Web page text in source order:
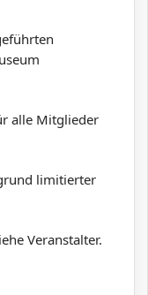
alle Mitglieder
limitierter
Veranstalter.